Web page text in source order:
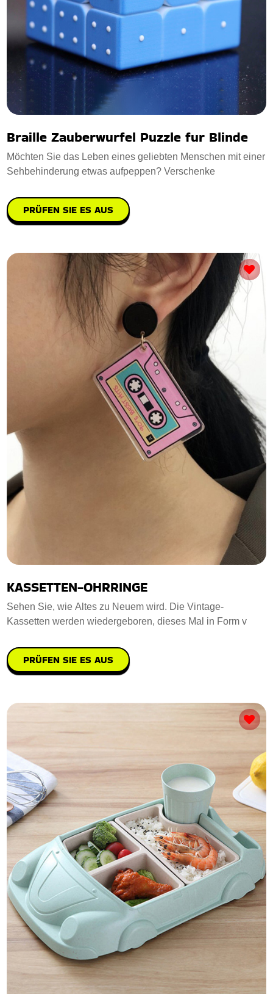
Braille Zauberwurfel Puzzle fur Blinde
Möchten Sie das Leben eines geliebten Menschen mit einer
Sehbehinderung etwas aufpeppen? Verschenke
PRÜFEN SIE ES AUS
KASSETTEN-OHRRINGE
Sehen Sie, wie Altes zu Neuem wird. Die Vintage-
Kassetten werden wiedergeboren, dieses Mal in Form v
PRÜFEN SIE ES AUS